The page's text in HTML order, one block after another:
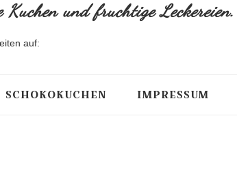
und fruchtige Leckereien.
auf:
SCHOKOKUCHEN IMPRESSUM